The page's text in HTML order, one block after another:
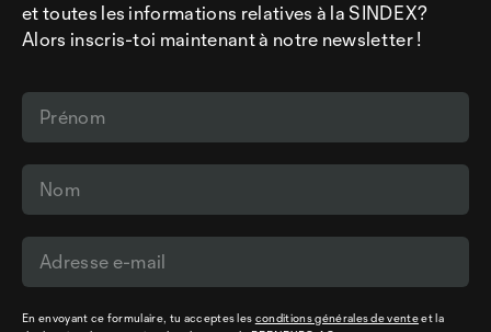
et toutes les informations relatives à la SINDEX?
Alors inscris-toi maintenant à notre newsletter !
En envoyant ce formulaire, tu acceptes les conditions générales de venteet la